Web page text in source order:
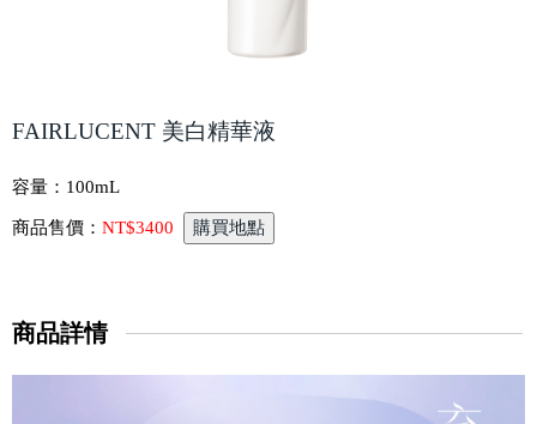
FAIRLUCENT 美白精華液
容量： 100mL
商品售價： NT$3400
商品詳情